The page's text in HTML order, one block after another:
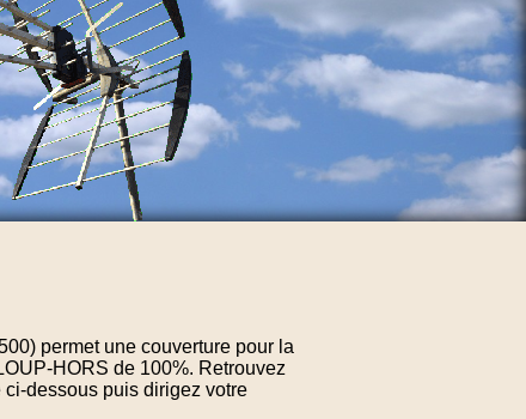
permet une couverture pour la
HORS de 100%. Retrouvez
dessous puis dirigez votre